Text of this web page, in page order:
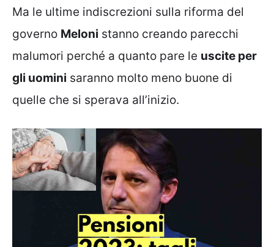
Ma le ultime indiscrezioni sulla riforma del
governo Meloni stanno creando parecchi
malumori perché a quanto pare le uscite per
gli uomini saranno molto meno buone di
quelle che si sperava all’inizio.